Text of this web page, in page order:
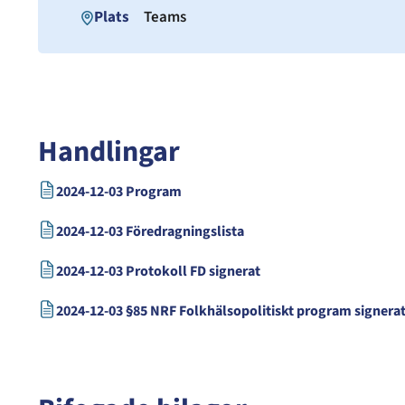
Plats Teams
Handlingar
2024-12-03 Program
2024-12-03 Föredragningslista
2024-12-03 Protokoll FD signerat
2024-12-03 §85 NRF Folkhälsopolitiskt program signerat